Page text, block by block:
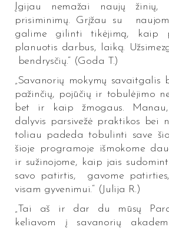
Įgijau nemažai naujų
prisiminimų. Grįžau su
galime gilinti tikėjimą, kaip
planuotis darbus, laiką.
bendrysčių.“ (Goda T.)
„Savanorių mokymų savaitgalis
pažinčių, pojūčių ir tobulėjimo
bet ir kaip žmogaus.
dalyvis parsivežė praktikos bei
toliau padeda tobulinti save
šioje programoje išmokome
ir sužinojome, kaip jais
savo patirtis, gavome
visam gyvenimui.“ (Julija R.)
„Tai aš ir dar du mūsų
keliavom į savanorių